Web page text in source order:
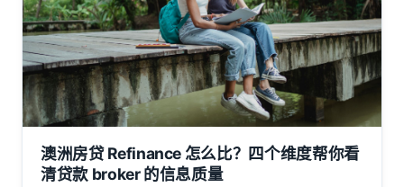
澳洲房贷 Refinance 怎么比？四个维度帮你看
清贷款 broker 的信息质量